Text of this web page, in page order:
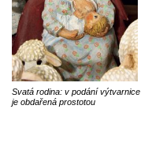
Svatá rodina: v podání výtvarnice
je obdařená prostotou